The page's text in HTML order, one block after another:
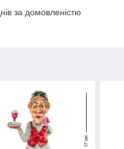
за домовленістю